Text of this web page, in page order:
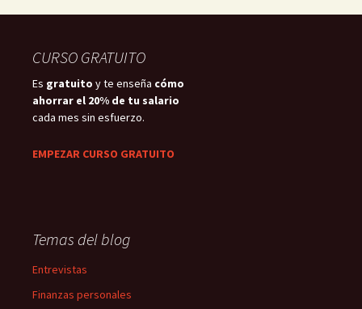
CURSO GRATUITO
Es gratuito y te enseña cómo
ahorrar el 20% de tu salario
cada mes sin esfuerzo.
EMPEZAR CURSO GRATUITO
Temas del blog
Entrevistas
Finanzas personales